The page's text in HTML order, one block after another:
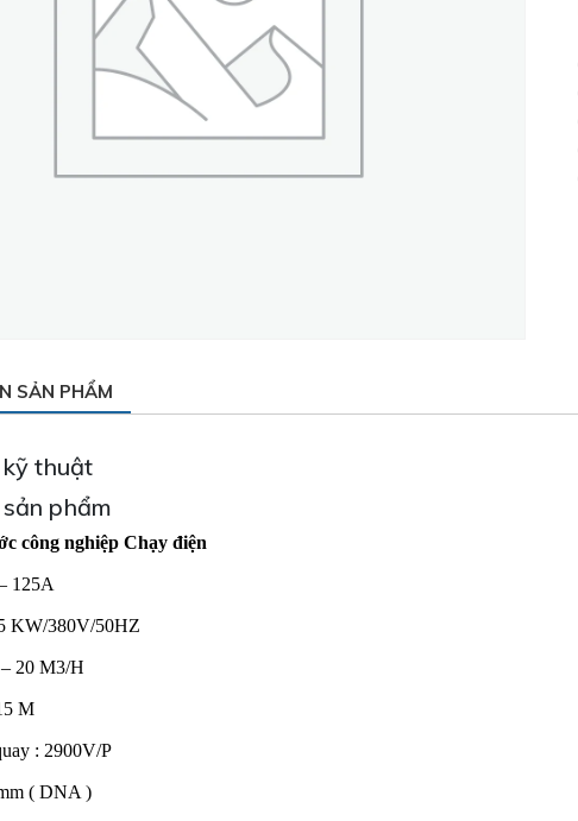
SẢN PHẨM
thuật
phẩm
công nghiệp Chạy điện
125A
KW/380V/50HZ
20 M3/H
M
: 2900V/P
( DNA )